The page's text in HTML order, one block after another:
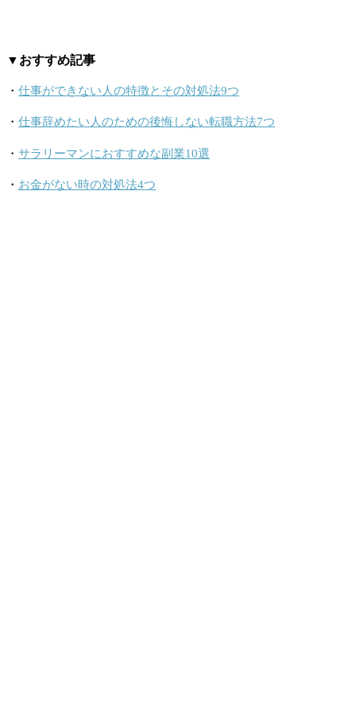
▼おすすめ記事
・ 仕事ができない人の特徴とその対処法9つ
・ 仕事辞めたい人のための後悔しない転職方法7つ
・ サラリーマンにおすすめな副業10選
・ お金がない時の対処法4つ